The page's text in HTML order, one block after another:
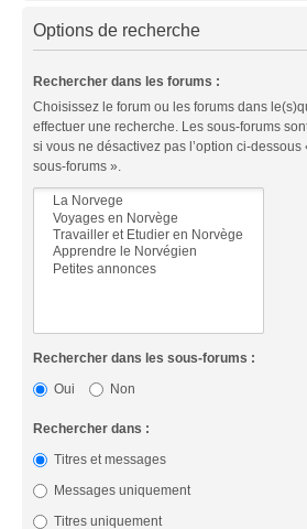
Options de recherche
Rechercher dans les forums :
Choisissez le forum ou les forums dans
effectuer une recherche. Les sous-forums
si vous ne désactivez pas l’option ci-
sous-forums ».
Rechercher dans les sous-forums :
Oui
Non
Rechercher dans :
Titres et messages
Messages uniquement
Titres uniquement